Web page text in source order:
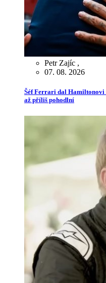
Petr Zajíc ,
07. 08. 2026
Šéf Ferrari dal Hamiltonovi
až příliš pohodlní